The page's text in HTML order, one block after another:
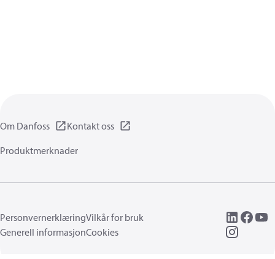
Om Danfoss
Kontakt oss
Produktmerknader
PersonvernerklæringVilkår for bruk
Generell informasjonCookies